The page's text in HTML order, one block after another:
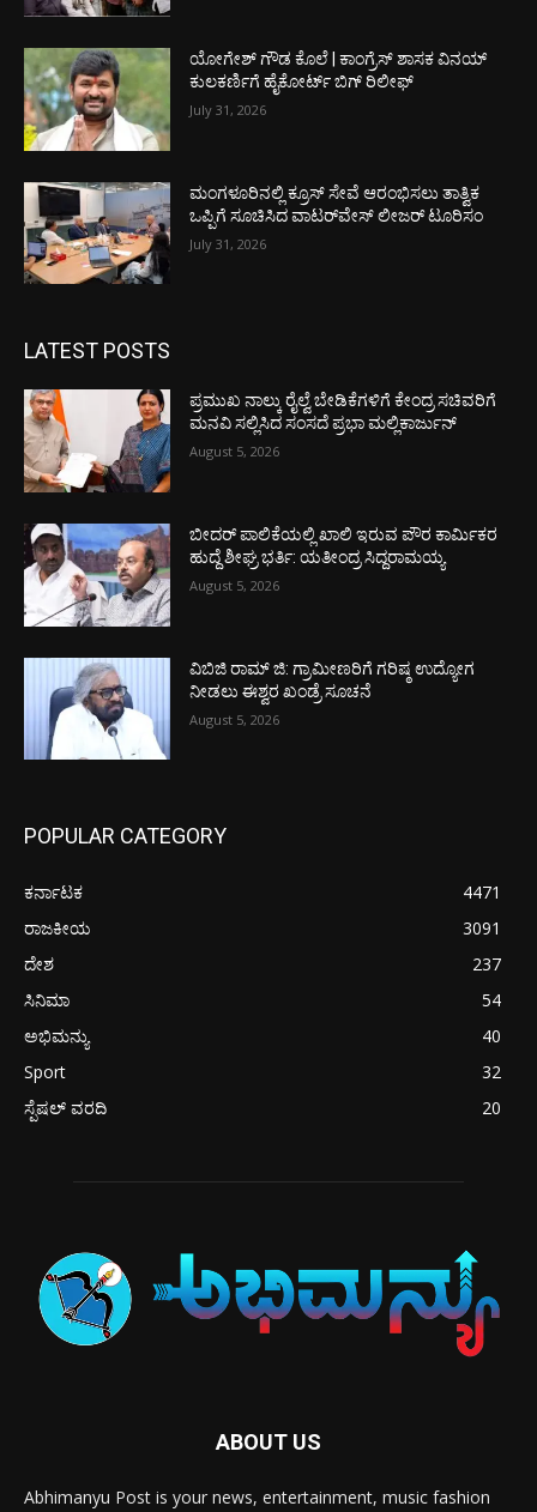
ಯೋಗೇಶ್ ಗೌಡ ಕೊಲೆ | ಕಾಂಗ್ರೆಸ್ ಶಾಸಕ ವಿನಯ್
ಕುಲಕರ್ಣಿಗೆ ಹೈಕೋರ್ಟ್ ಬಿಗ್ ರಿಲೀಫ್
July 31, 2026
ಮಂಗಳೂರಿನಲ್ಲಿ ಕ್ರೂಸ್ ಸೇವೆ ಆರಂಭಿಸಲು ತಾತ್ವಿಕ
ಒಪ್ಪಿಗೆ ಸೂಚಿಸಿದ ವಾಟರ್‌ವೇಸ್ ಲೀಜರ್ ಟೂರಿಸಂ
July 31, 2026
LATEST POSTS
ಪ್ರಮುಖ ನಾಲ್ಕು ರೈಲ್ವೆ ಬೇಡಿಕೆಗಳಿಗೆ ಕೇಂದ್ರ ಸಚಿವರಿಗೆ
ಮನವಿ ಸಲ್ಲಿಸಿದ ಸಂಸದೆ ಪ್ರಭಾ ಮಲ್ಲಿಕಾರ್ಜುನ್
August 5, 2026
ಬೀದರ್ ಪಾಲಿಕೆಯಲ್ಲಿ ಖಾಲಿ ಇರುವ ಪೌರ ಕಾರ್ಮಿಕರ
ಹುದ್ದೆ ಶೀಘ್ರ ಭರ್ತಿ: ಯತೀಂದ್ರ ಸಿದ್ದರಾಮಯ್ಯ
August 5, 2026
ವಿಬಿಜಿ ರಾಮ್ ಜಿ: ಗ್ರಾಮೀಣರಿಗೆ ಗರಿಷ್ಠ ಉದ್ಯೋಗ
ನೀಡಲು ಈಶ್ವರ ಖಂಡ್ರೆ ಸೂಚನೆ
August 5, 2026
POPULAR CATEGORY
ಕರ್ನಾಟಕ
4471
ರಾಜಕೀಯ
3091
ದೇಶ
237
ಸಿನಿಮಾ
54
ಅಭಿಮನ್ಯು
40
Sport
32
ಸ್ಪೆಷಲ್ ವರದಿ
20
ABOUT US
Abhimanyu Post is your news, entertainment, music fashion